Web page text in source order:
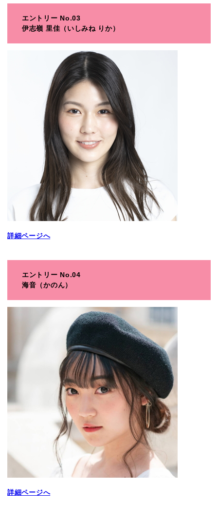
エントリー No.03
伊志嶺 里佳（いしみね りか）
詳細ページへ
エントリー No.04
海音（かのん）
詳細ページへ